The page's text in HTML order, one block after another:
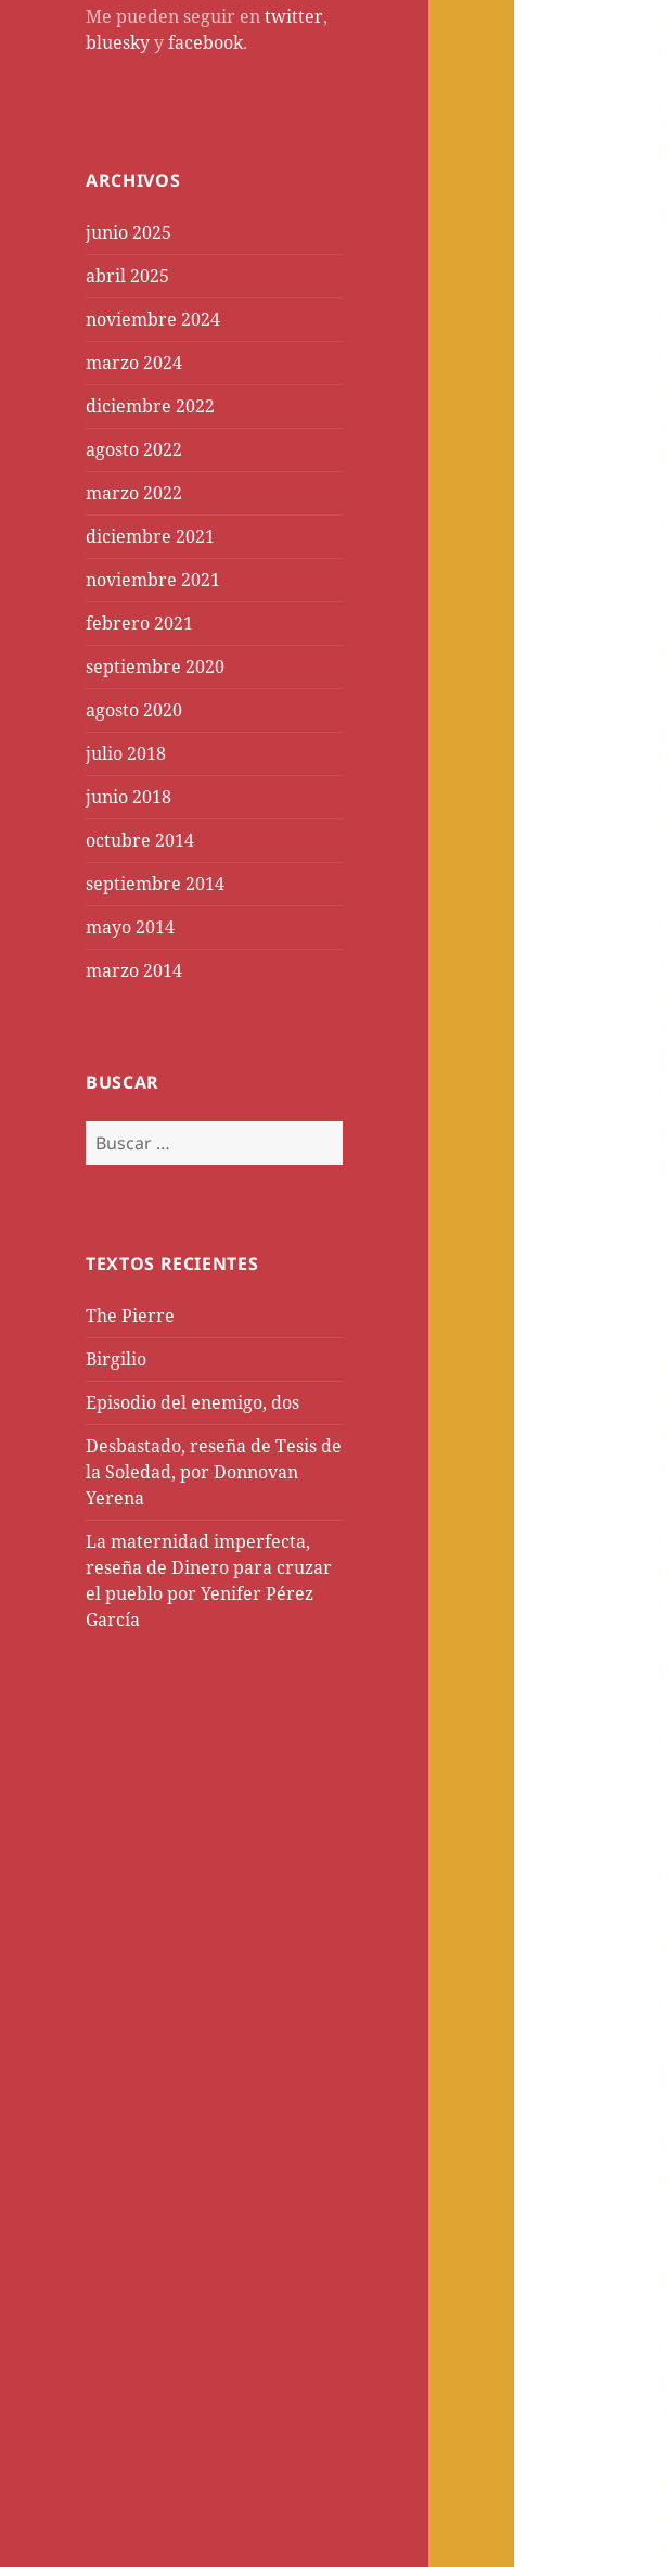
Me pueden seguir entwitter,
blueskyyfacebook.
ARCHIVOS
junio 2025
abril 2025
noviembre 2024
marzo 2024
diciembre 2022
agosto 2022
marzo 2022
diciembre 2021
noviembre 2021
febrero 2021
septiembre 2020
agosto 2020
julio 2018
junio 2018
octubre 2014
septiembre 2014
mayo 2014
marzo 2014
BUSCAR
Buscar:
TEXTOS RECIENTES
The Pierre
Birgilio
Episodio del enemigo, dos
Desbastado, reseña de Tesis de
la Soledad, por Donnovan
Yerena
La maternidad imperfecta,
reseña de Dinero para cruzar
el pueblo por Yenifer Pérez
García